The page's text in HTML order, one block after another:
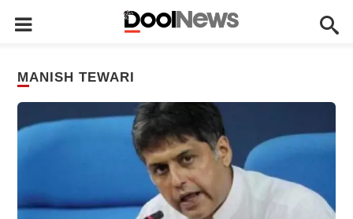
MANISH TEWARI